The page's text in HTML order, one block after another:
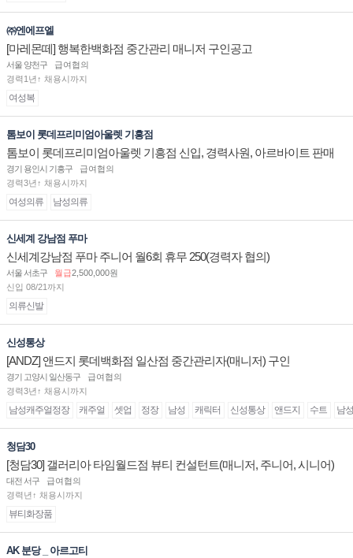
㈜엔에프엘
[마레몬떼] 행복한백화점 중간관리 매니저 구인공고
서울 양천구
급여협의
경력1년↑ 채용시까지
여성복
톰보이 롯데프리미엄아울렛 기흥점
톰보이 롯데프리미엄아울렛 기흥점 신입, 경력사원, 아르바이트 판매
직 구인합니다.
경기 용인시 기흥구
급여협의
경력3년↑ 채용시까지
여성의류 남성의류
신세계 강남점 푸마
신세계강남점 푸마 주니어 월6회 휴무 250(경력자 협의)
서울 서초구 월급2,500,000원
신입 08/21까지
의류신발
신성통상
[ANDZ] 앤드지 롯데백화점 일산점 중간관리자(매니저) 구인
경기 고양시 일산동구
급여협의
경력3년↑ 채용시까지
남성캐주얼정장 캐주얼 셋업 정장 남성 캐릭터 신성통상 앤드지 수트 남
청담30
[청담30] 갤러리아 타임월드점 뷰티 컨설턴트(매니저, 주니어, 시니어)
채용
대전 서구
급여협의
경력년↑ 채용시까지
뷰티화장품
AK 분당 _ 아르고티